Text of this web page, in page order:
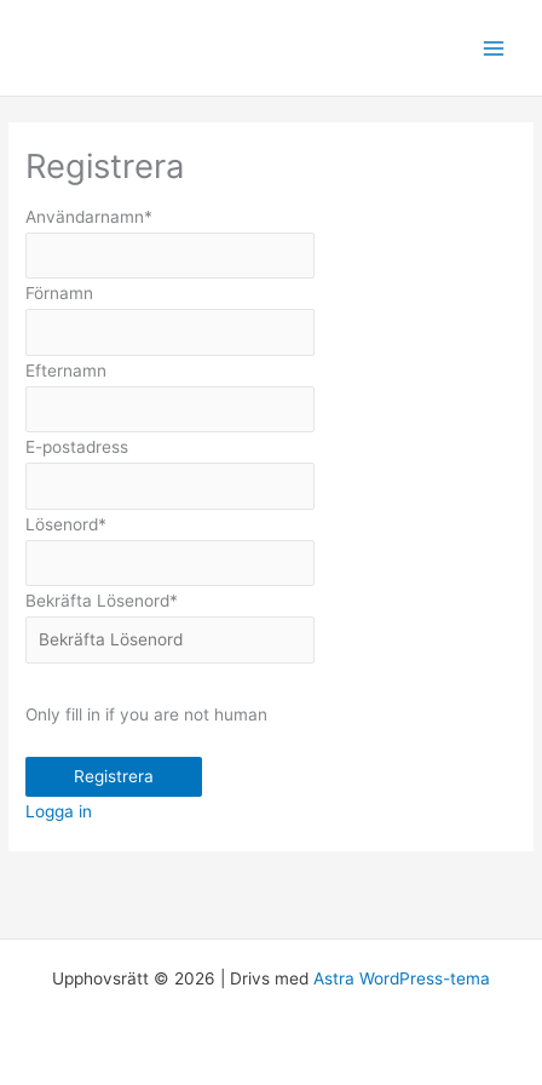
Registrera
Användarnamn*
Förnamn
Efternamn
E-postadress
Lösenord*
Bekräfta Lösenord*
Only fill in if you are not human
Logga in
Upphovsrätt © 2026 | Drivs med Astra WordPress-tema